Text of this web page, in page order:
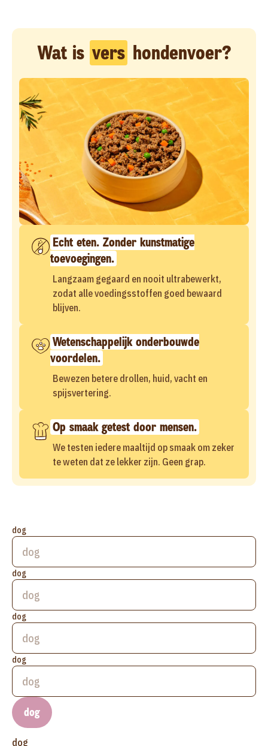
Wat is vers hondenvoer?
Echt eten. Zonder kunstmatige
toevoegingen.
Langzaam gegaard en nooit ultrabewerkt,
zodat alle voedingsstoffen goed bewaard
blijven.
Wetenschappelijk onderbouwde
voordelen.
Bewezen betere drollen, huid, vacht en
spijsvertering.
Op smaak getest door mensen.
We testen iedere maaltijd op smaak om zeker
te weten dat ze lekker zijn. Geen grap.
dog
dog
dog
dog
dog
dog